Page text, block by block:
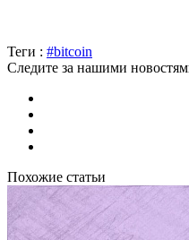
Теги : #bitcoin
Следите за нашими
Похожие статьи